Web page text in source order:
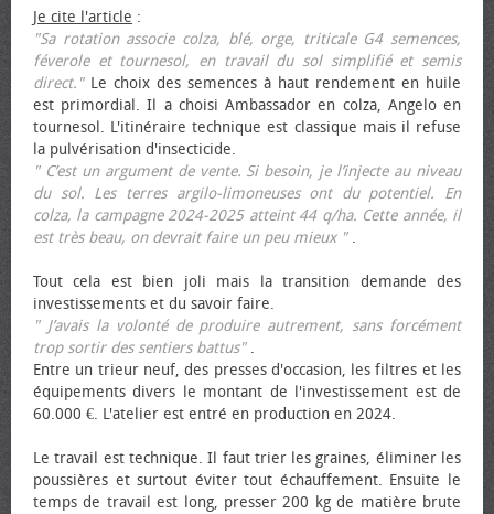
Je cite l'article :
"Sa rotation associe colza, blé, orge, triticale G4 semences,
féverole et tournesol, en travail du sol simplifié et semis
direct."Le choix des semences à haut rendement en huile
est primordial. Il a choisi Ambassador en colza, Angelo en
tournesol. L'itinéraire technique est classique mais il refuse
la pulvérisation d'insecticide.
" C’est un argument de vente. Si besoin, je l’injecte au niveau
du sol. Les terres argilo-limoneuses ont du potentiel. En
colza, la campagne 2024-2025 atteint 44 q/ha. Cette année, il
est très beau, on devrait faire un peu mieux ".
Tout cela est bien joli mais la transition demande des
investissements et du savoir faire.
" J’avais la volonté de produire autrement, sans forcément
trop sortir des sentiers battus".
Entre un trieur neuf, des presses d'occasion, les filtres et les
équipements divers le montant de l'investissement est de
60.000 €. L'atelier est entré en production en 2024.
Le travail est technique. Il faut trier les graines, éliminer les
poussières et surtout éviter tout échauffement. Ensuite le
temps de travail est long, presser 200 kg de matière brute